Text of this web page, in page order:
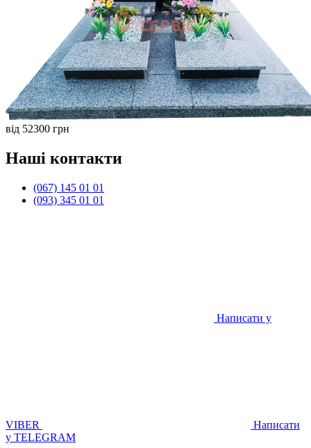
від 52300 грн
Наші контакти
(067) 145 01 01
(093) 345 01 01
Написати у
VIBER
Написати
у TELEGRAM